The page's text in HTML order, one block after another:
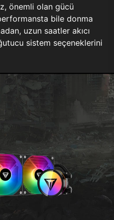
önemli olan gücü
bile donma
uzun saatler akıcı
sistem seçeneklerini